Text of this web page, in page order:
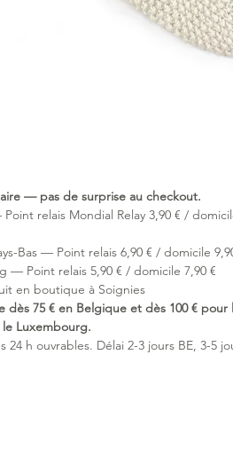
— pas de surprise au checkout.
relais Mondial Relay 3,90 € /
Bas — Point relais 6,90 € / domicile
— Point relais 5,90 € / domicile 7,90 €
en boutique à Soignies
dès 75 € en Belgique et dès 100 € pour
le Luxembourg.
24 h ouvrables. Délai 2-3 jours BE, 3-5